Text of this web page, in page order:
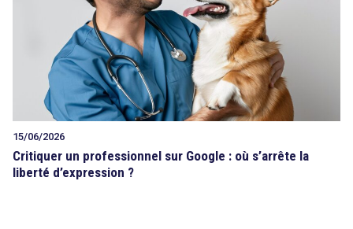
15/06/2026
Critiquer un professionnel sur Google : où s’arrête la
liberté d’expression ?